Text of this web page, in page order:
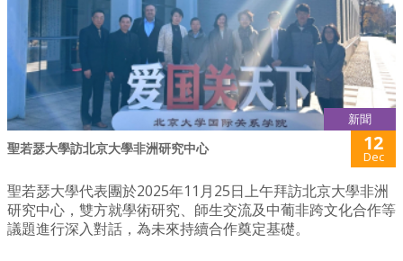
新聞
聖若瑟大學訪北京大學非洲研究中心 12
Dec
聖若瑟大學代表團於2025年11月25日上午拜訪北京大學非洲
研究中心，雙方就學術研究、師生交流及中葡非跨文化合作等
議題進行深入對話，為未來持續合作奠定基礎。